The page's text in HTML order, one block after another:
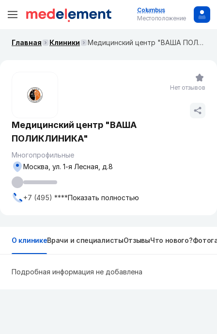
Columbus
Местоположение
Главная Клиники Медицинский центр "ВАША ПОЛИКЛИНИКА"
Медицинский центр "ВАША
ПОЛИКЛИНИКА"
Многопрофильные
Москва, ул. ​1-я Лесная, д.8
+7 (495) ****Показать полностью
Нет отзывов
О клиникеВрачи и специалистыОтзывыЧто нового?
Подробная информация не добавлена